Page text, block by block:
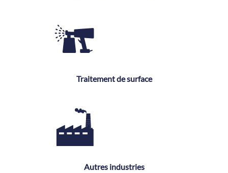
Traitement de surface
Autres industries